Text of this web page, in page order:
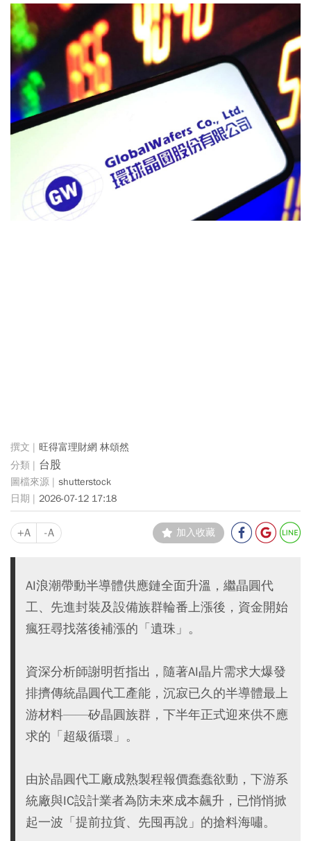
旺得富理財網 林頌然
台股
shutterstock
2026-07-12 17:18
+A -A 加入收藏
AI浪潮帶動半導體供應鏈全面升溫，繼晶圓代
工、先進封裝及設備族群輪番上漲後，資金開始
瘋狂尋找落後補漲的「遺珠」。
資深分析師謝明哲指出，隨著AI晶片需求大爆發
排擠傳統晶圓代工產能，沉寂已久的半導體最上
游材料——矽晶圓族群，下半年正式迎來供不應
求的「超級循環」。
由於晶圓代工廠成熟製程報價蠢蠢欲動，下游系
統廠與IC設計業者為防未來成本飆升，已悄悄掀
起一波「提前拉貨、先囤再說」的搶料海嘯。